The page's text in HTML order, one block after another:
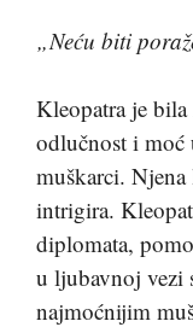
„Neću biti
Kleopatra je bila
odlučnost i
muškarci.
intrigira.
diplomata,
u ljubavnoj vezi
najmoćnijim